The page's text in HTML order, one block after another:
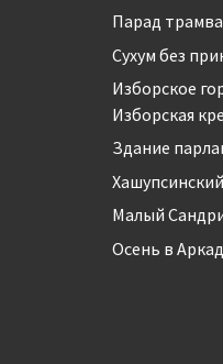
Парад
Сухум без
Изборское
Изборская
Здание
Малый
Осень в